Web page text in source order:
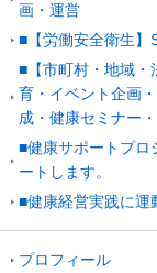
画・運営
■【労働安全衛生】
■【市町村・地域・
育・イベント企画
成・健康セミナー
■健康サポートプロ
ートします。
■健康経営実践に運
プロフィール